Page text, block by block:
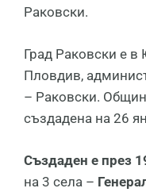
Раковски.
Град Раковски е
Пловдив,
– Раковски.
създадена на 26
Създаден е през
на 3 села –